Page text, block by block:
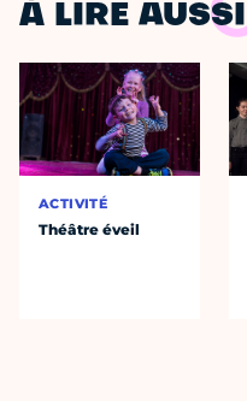
À LIRE AUSSI
ACTIVITÉ
Théâtre éveil